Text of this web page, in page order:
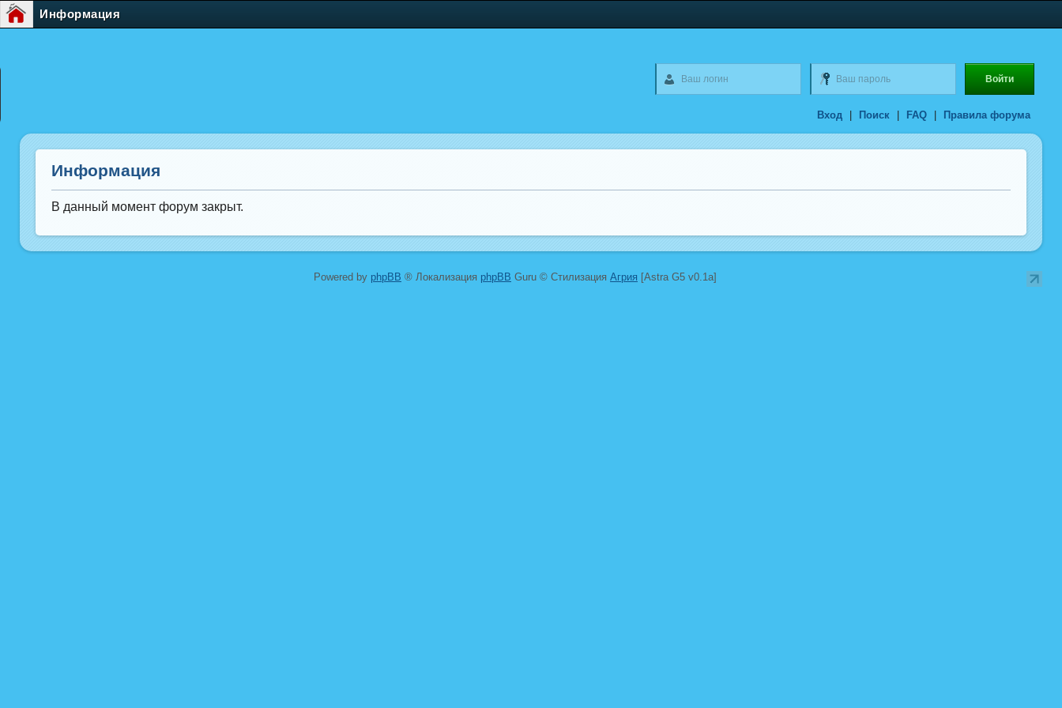
Информация
Вход Поиск FAQ Правила форума
Информация
В данный момент форум закрыт.
Powered by phpBB ® Локализация phpBB Guru © Стилизация Агрия [Astra G5 v0.1a]